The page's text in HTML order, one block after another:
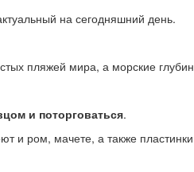
на сегодняшний день.
пляжей мира, а морские
и поторговаться.
и ром, мачете, а также